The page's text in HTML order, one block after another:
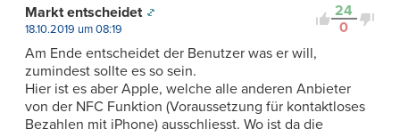
24
0
Markt entscheidet
18.10.2019 um 08:19
Am Ende entscheidet der Benutzer was er will,
zumindest sollte es so sein.
Hier ist es aber Apple, welche alle anderen Anbieter
von der NFC Funktion (Voraussetzung für kontaktloses
Bezahlen mit iPhone) ausschliesst. Wo ist da die